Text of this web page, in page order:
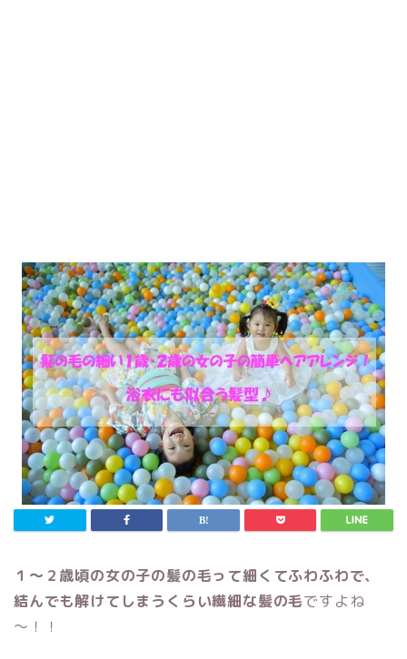
１～２歳頃の女の子の髪の毛って細くてふわふわで、
結んでも解けてしまうくらい繊細な髪の毛ですよね
～！！